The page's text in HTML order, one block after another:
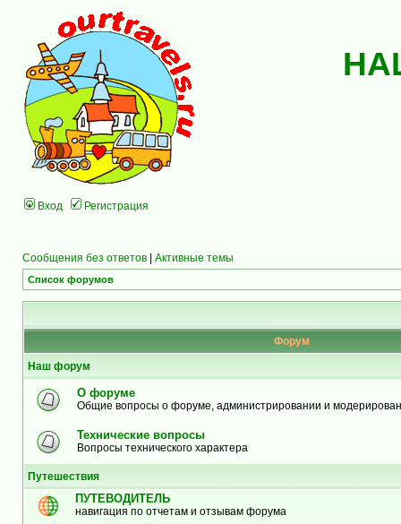
Вход Регистрация
Сообщения без ответов | Активные темы
Список форумов
Форум
Наш форум
О форуме
Общие вопросы о форуме, администрировании и
Технические вопросы
Вопросы технического характера
Путешествия
ПУТЕВОДИТЕЛЬ
навигация по отчетам и отзывам форума